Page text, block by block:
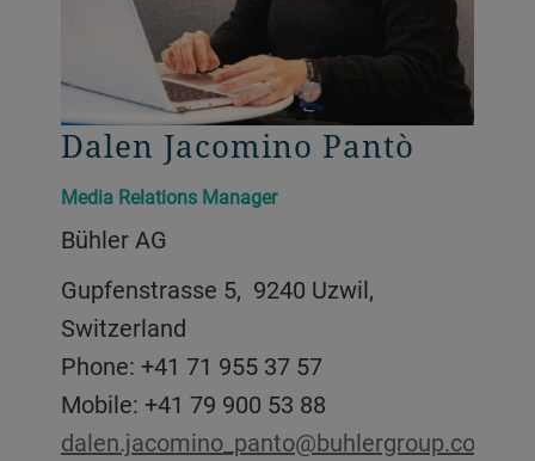
Dalen Jacomino Pantò
Media Relations Manager
Bühler AG
Gupfenstrasse 5, 9240 Uzwil,
Switzerland
Phone: +41 71 955 37 57
Mobile: +41 79 900 53 88
dalen.jacomino_panto@buhlergroup.com